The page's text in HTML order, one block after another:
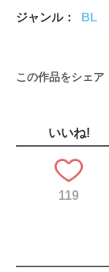
ジャンル BL
この作品をシェア
いいね!
119